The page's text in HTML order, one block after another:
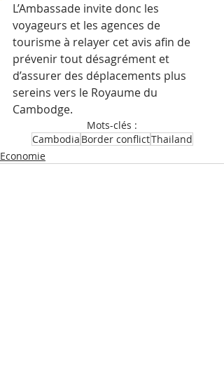
L’Ambassade invite donc les
voyageurs et les agences de
tourisme à relayer cet avis afin de
prévenir tout désagrément et
d’assurer des déplacements plus
sereins vers le Royaume du
Cambodge.
Mots-clés :
Cambodia Border conflictThailand
Economie